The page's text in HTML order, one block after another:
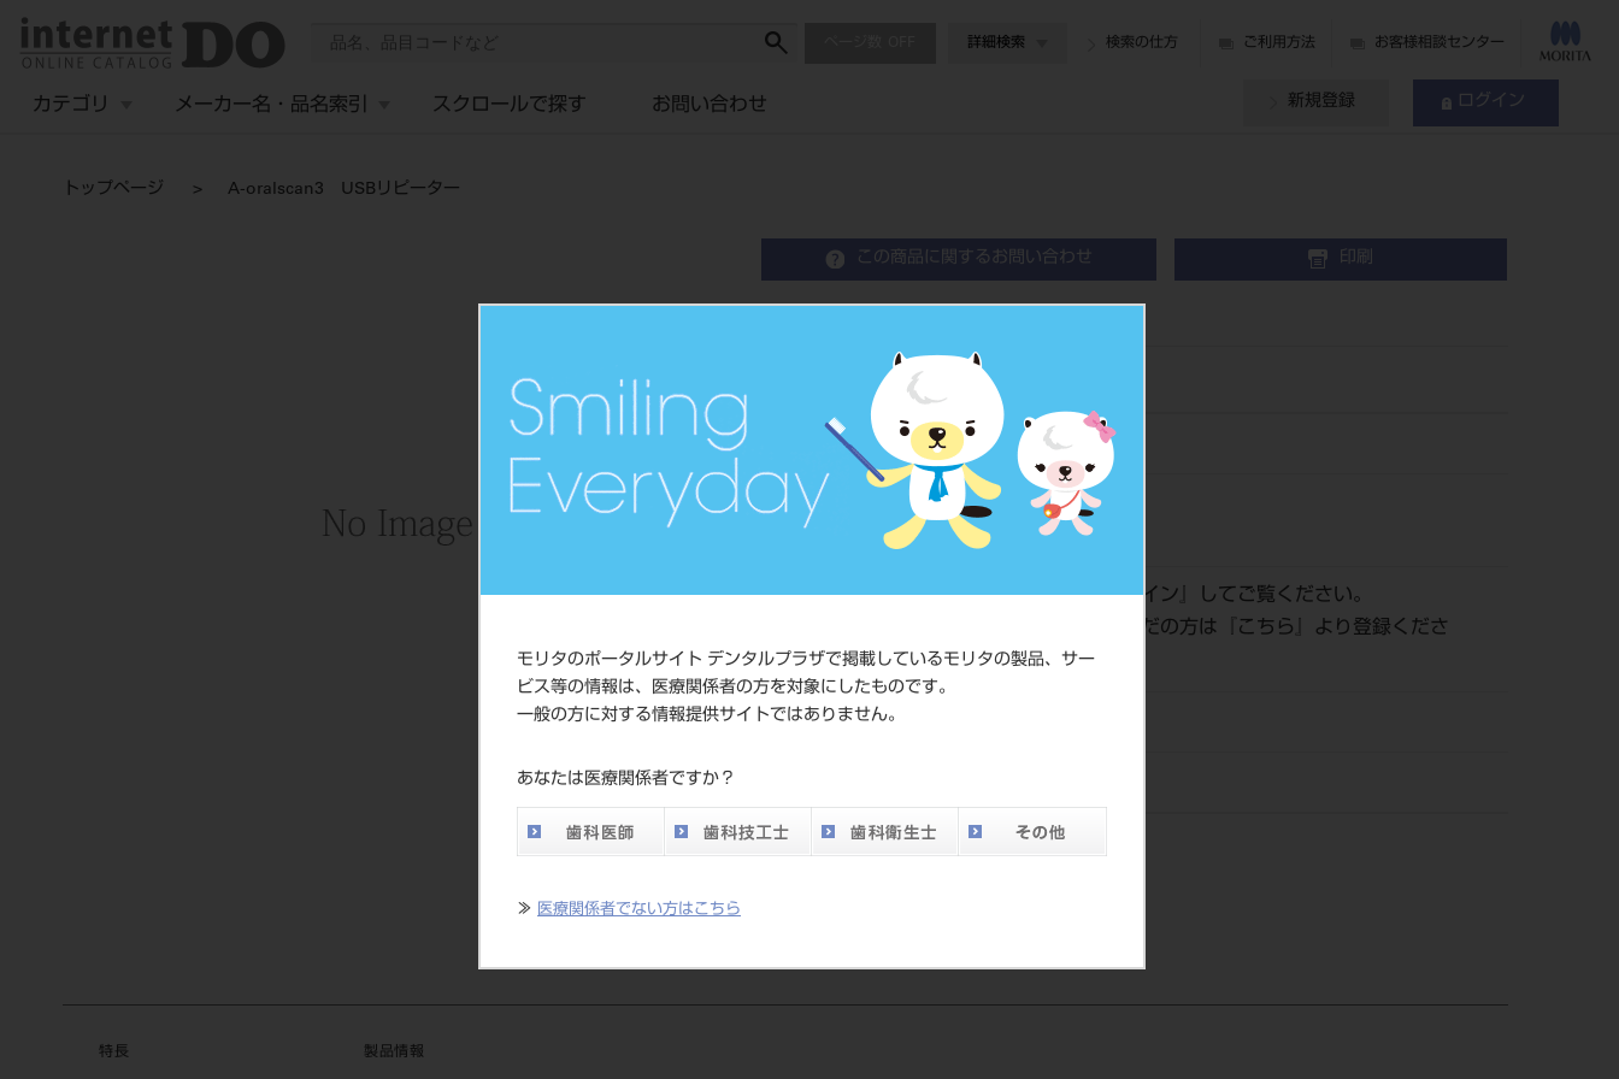
モリタのポータルサイト デンタルプラザで掲載しているモリタの製品、サー
ビス等の情報は、医療関係者の方を対象にしたものです。
一般の方に対する情報提供サイトではありません。
あなたは医療関係者ですか？
≫ 医療関係者でない方はこちら
詳細検索 検索の仕方 ご利用方法 お客様相談センター
カテゴリ メーカー名・品名索引 スクロールで探す お問い合わせ 新規登録 ログイン
トップページ A-oralscan3 USBリピーター
この商品に関するお問い合わせ 印刷
品目コード 201340011
JAN/EANコー
4589811365974
価格の確認は『ログイン 』してご覧ください。
ネット会員登録がまだの方は『
こちら
』より登録くださ
い。
発売日
特長 製品情報